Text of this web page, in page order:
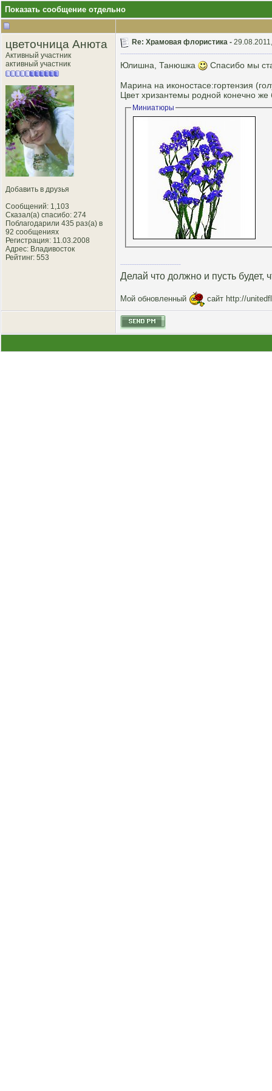
Показать сообщение отдельно
цветочница Анюта
Активный участник
активный участник
Добавить в друзья
Сообщений: 1,103
Сказал(а) спасибо: 274
Поблагодарили 435 раз(а) в
92 сообщениях
Регистрация: 11.03.2008
Адрес: Владивосток
Рейтинг: 553
Re: Храмовая флористика -
Юлишна, Танюшка Спасибо мы
Марина на иконостасе:гортензия
Цвет хризантемы родной конечно
Миниатюры
Делай что должно и пусть будет,
Мой обновленный сайт http://